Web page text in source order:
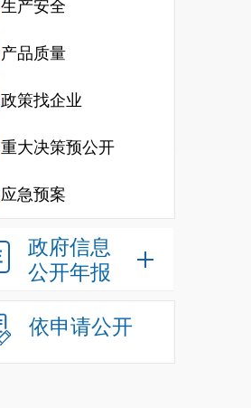
生产安全
产品质量
政策找企业
重大决策预公开
应急预案
政府信息
公开年报
依申请公开